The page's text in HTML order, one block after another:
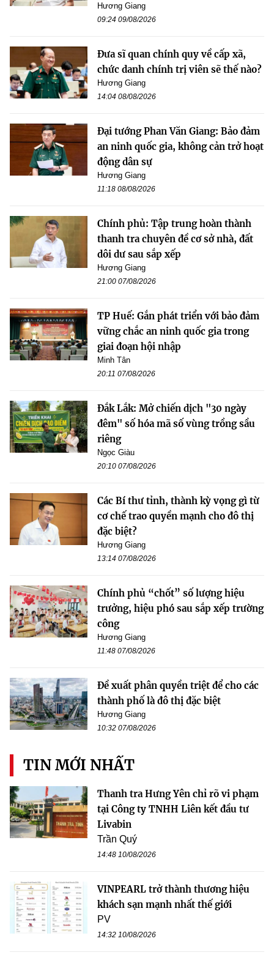
Hương Giang
09:24 09/08/2026
Đưa sĩ quan chính quy về cấp xã,
chức danh chính trị viên sẽ thế nào?
Hương Giang
14:04 08/08/2026
Đại tướng Phan Văn Giang: Bảo đảm
an ninh quốc gia, không cản trở hoạt
động dân sự
Hương Giang
11:18 08/08/2026
Chính phủ: Tập trung hoàn thành
thanh tra chuyên đề cơ sở nhà, đất
dôi dư sau sắp xếp
Hương Giang
21:00 07/08/2026
TP Huế: Gắn phát triển với bảo đảm
vững chắc an ninh quốc gia trong
giai đoạn hội nhập
Minh Tân
20:11 07/08/2026
Đắk Lắk: Mở chiến dịch "30 ngày
đêm" số hóa mã số vùng trồng sầu
riêng
Ngọc Giàu
20:10 07/08/2026
Các Bí thư tỉnh, thành kỳ vọng gì từ
cơ chế trao quyền mạnh cho đô thị
đặc biệt?
Hương Giang
13:14 07/08/2026
Chính phủ “chốt” số lượng hiệu
trưởng, hiệu phó sau sắp xếp trường
công
Hương Giang
11:48 07/08/2026
Đề xuất phân quyền triệt để cho các
thành phố là đô thị đặc biệt
Hương Giang
10:32 07/08/2026
TIN MỚI NHẤT
Thanh tra Hưng Yên chỉ rõ vi phạm
tại Công ty TNHH Liên kết đầu tư
Livabin
Trần Quý
14:48 10/08/2026
VINPEARL trở thành thương hiệu
khách sạn mạnh nhất thế giới
PV
14:32 10/08/2026